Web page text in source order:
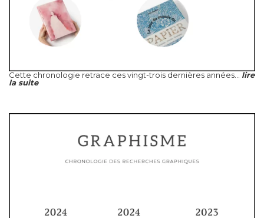
Cette chronologie retrace ces vingt-trois dernières années... lire
la suite